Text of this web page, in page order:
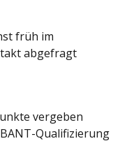
früh im
abgefragt
vergeben
Qualifizierung